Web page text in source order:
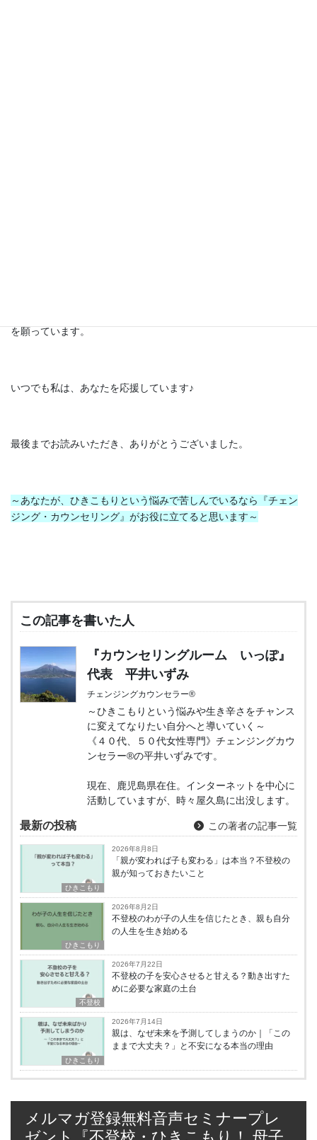
を願っています。
いつでも私は、あなたを応援しています♪
最後までお読みいただき、ありがとうございました。
～あなたが、ひきこもりという悩みで苦しんでいるなら
『チェン
ジング・カウンセリング』がお役に立てると思います～
この記事を書いた人
『カウンセリングルーム いっぽ』
代表 平井いずみ
チェンジングカウンセラー®
～ひきこもりという悩みや生き辛さをチャンス
に変えてなりたい自分へと導いていく～
《４０代、５０代女性専門》チェンジングカウ
ンセラー®の平井いずみです。
現在、鹿児島県在住。インターネットを中心に
活動していますが、時々屋久島に出没します。
最新の投稿 この著者の記事一覧
ひきこもり
2026年8月8日
「親が変われば子も変わる」は本当？不登校の
親が知っておきたいこと
ひきこもり
2026年8月2日
不登校のわが子の人生を信じたとき、親も自分
の人生を生き始める
不登校
2026年7月22日
不登校の子を安心させると甘える？動き出すた
めに必要な家庭の土台
ひきこもり
2026年7月14日
親は、なぜ未来を予測してしまうのか｜「この
ままで大丈夫？」と不安になる本当の理由
メルマガ登録無料音声セミナープレ